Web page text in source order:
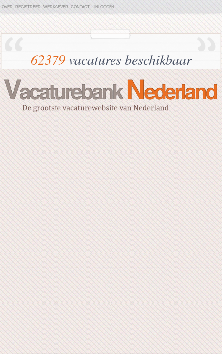
OVER REGISTREER WERKGEVER CONTACT INLOGGEN
62379vacatures beschikbaar